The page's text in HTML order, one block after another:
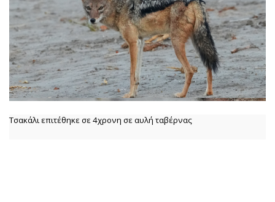
Τσακάλι επιτέθηκε σε 4χρονη σε αυλή ταβέρνας